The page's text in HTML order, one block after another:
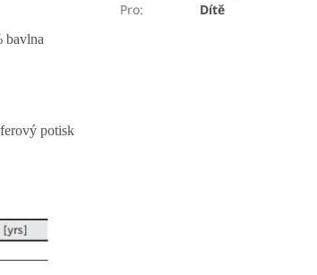
bavlna
potisk
Pro: Dítě